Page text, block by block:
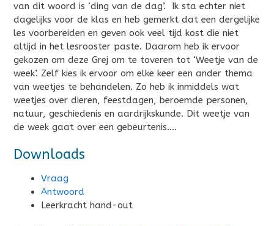
van dit woord is ‘ding van de dag’. Ik sta echter niet
dagelijks voor de klas en heb gemerkt dat een dergelijke
les voorbereiden en geven ook veel tijd kost die niet
altijd in het lesrooster paste. Daarom heb ik ervoor
gekozen om deze Grej om te toveren tot ‘Weetje van de
week’. Zelf kies ik ervoor om elke keer een ander thema
van weetjes te behandelen. Zo heb ik inmiddels wat
weetjes over dieren, feestdagen, beroemde personen,
natuur, geschiedenis en aardrijkskunde. Dit weetje van
de week gaat over een gebeurtenis….
Downloads
Vraag
Antwoord
Leerkracht hand-out